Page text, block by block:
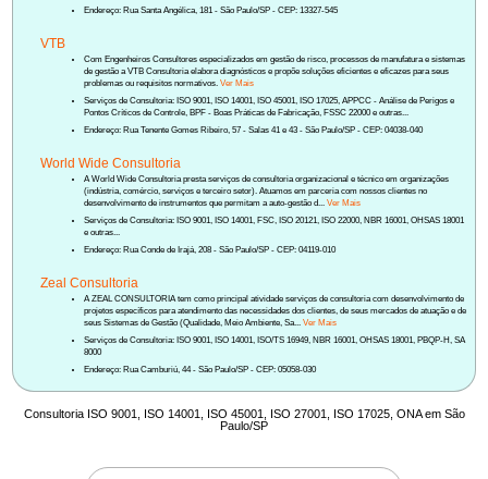
Endereço: Rua Santa Angélica, 181 - São Paulo/SP - CEP: 13327-545
VTB
Com Engenheiros Consultores especializados em gestão de risco, processos de manufatura e sistemas
de gestão a VTB Consultoria elabora diagnósticos e propõe soluções eficientes e eficazes para seus
problemas ou requisitos normativos.Ver Mais
Serviços de Consultoria: ISO 9001, ISO 14001, ISO 45001, ISO 17025, APPCC - Análise de Perigos e
Pontos Críticos de Controle, BPF - Boas Práticas de Fabricação, FSSC 22000 e outras...
Endereço: Rua Tenente Gomes Ribeiro, 57 - Salas 41 e 43 - São Paulo/SP - CEP: 04038-040
World Wide Consultoria
A World Wide Consultoria presta serviços de consultoria organizacional e técnico em organizações
(indústria, comércio, serviços e terceiro setor). Atuamos em parceria com nossos clientes no
desenvolvimento de instrumentos que permitam a auto-gestão d...Ver Mais
Serviços de Consultoria: ISO 9001, ISO 14001, FSC, ISO 20121, ISO 22000, NBR 16001, OHSAS 18001
e outras...
Endereço: Rua Conde de Irajá, 208 - São Paulo/SP - CEP: 04119-010
Zeal Consultoria
A ZEAL CONSULTORIA tem como principal atividade serviços de consultoria com desenvolvimento de
projetos específicos para atendimento das necessidades dos clientes, de seus mercados de atuação e de
seus Sistemas de Gestão (Qualidade, Meio Ambiente, Sa...Ver Mais
Serviços de Consultoria: ISO 9001, ISO 14001, ISO/TS 16949, NBR 16001, OHSAS 18001, PBQP-H, SA
8000
Endereço: Rua Camburiú, 44 - São Paulo/SP - CEP: 05058-030
Consultoria ISO 9001, ISO 14001, ISO 45001, ISO 27001, ISO 17025, ONA em São
Paulo/SP